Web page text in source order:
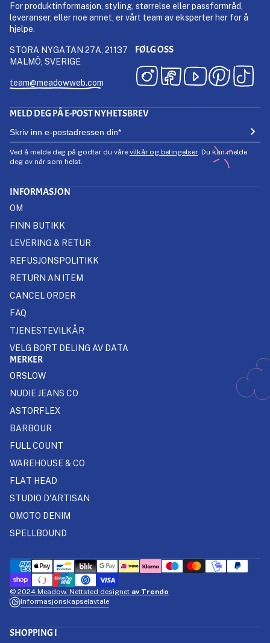
For produktinformasjon, styling, størrelse eller passformråd,
leveranser, eller noe annet, er vårt team av eksperter her for å
hjelpe.
STORA NYGATAN 27A, 21137
MALMÖ, SVERIGE
team@meadowweb.com
FØLG OSS
MELD DEG PÅ E-POST NYHETSBREV
Ved å melde deg på godtar du våre vilkår og betingelser. Du kan melde
deg av når som helst.
SHOPPING I
INFORMASJON
OM
FINN BUTIKK
LEVERING & RETUR
REFUSJONSPOLITIKK
RETURN AN ITEM
CANCEL ORDER
FAQ
TJENESTEVILKÅR
VELG BORT DELING AV DATA
MERKER
ORSLOW
NUDIE JEANS CO
ASTORFLEX
BARBOUR
FULL COUNT
WAREHOUSE & CO
FLAT HEAD
STUDIO D'ARTISAN
OMOTO DENIM
SPELLBOUND
Informasjonskapselavtale
© 2024 Meadow. Nettsted designet av Trendo